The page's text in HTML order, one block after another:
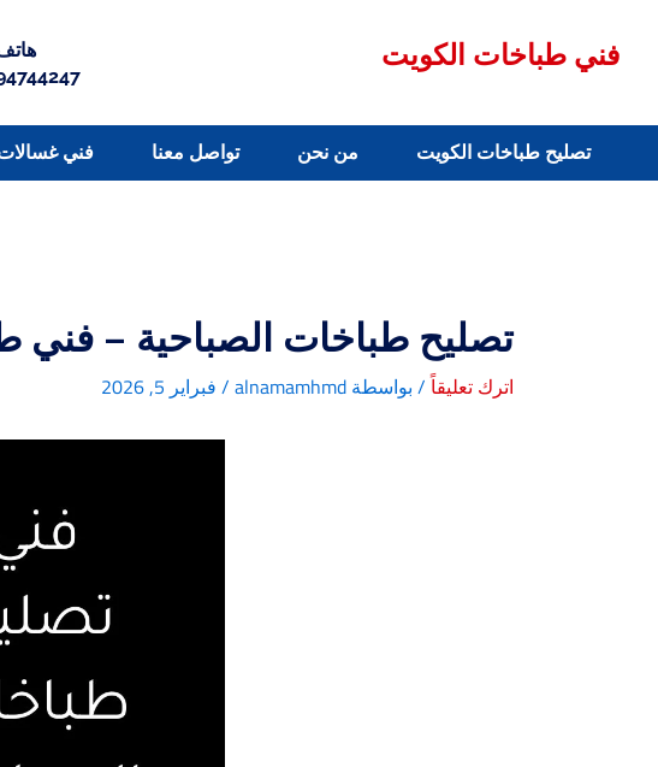
المحتوىفني طباخات الكويت
تصليح طباخات الكويت من نحن تواصل معنا فني
تصليح طباخات الصباحية – فني
اترك تعليقاً / بواسطة alnamamhmd
/ فبراير 5, 2026